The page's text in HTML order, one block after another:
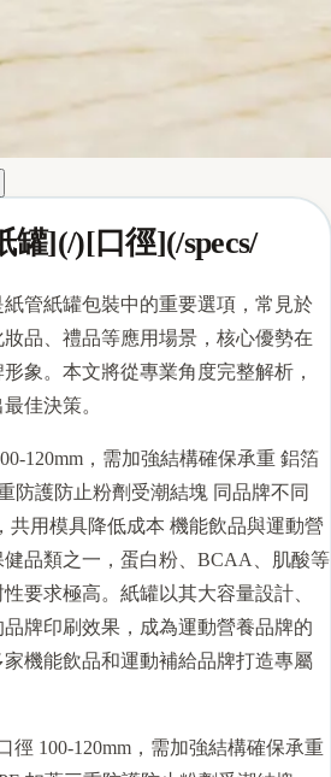
](/)[口徑](/specs/
管紙罐包裝中的重要選項，常見於
品、禮品等應用場景，核心優勢在
象。本文將從專業角度完整解析，
佳決策。
120mm，需加強結構確保承重 鋁箔
防護防止粉劑受潮結塊 同品牌不同
共用模具降低成本 機能飲品與運動營
品類之一，蛋白粉、BCAA、肌酸等
要求極高。紙罐以其大容量設計、
牌印刷效果，成為運動營養品牌的
機能飲品和運動補給品牌打造專屬
徑 100-120mm，需加強結構確保承重